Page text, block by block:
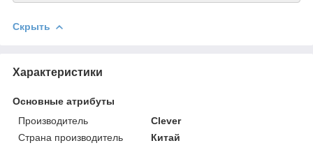
Скрыть
Характеристики
Основные атрибуты
Производитель
Clever
Страна производитель
Китай